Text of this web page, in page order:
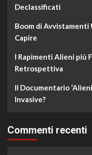
Declassificati
Boom di Avvistamenti
Capire
I Rapimenti Alieni più
Retrospettiva
Il Documentario
Invasive?
Commenti recenti